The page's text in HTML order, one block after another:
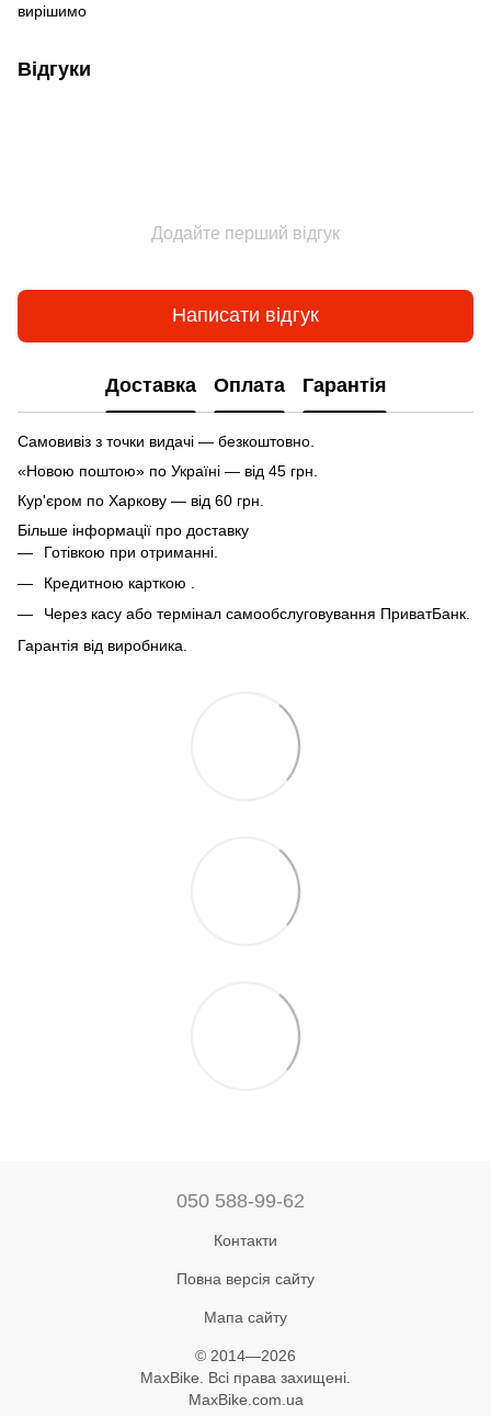
вирішимо
Відгуки
Додайте перший відгук
Написати відгук
Доставка Оплата Гарантія
Самовивіз з точки видачі — безкоштовно.
«Новою поштою» по Україні — від 45 грн.
Кур'єром по Харкову — від 60 грн.
Більше інформації про доставку
Готівкою при отриманні.
Кредитною карткою .
Через касу або термінал самообслуговування ПриватБанк.
Гарантія від виробника.
050 588-99-62
Контакти
Повна версія сайту
Мапа сайту
© 2014—2026
MaxBike. Всі права захищені.
MaxBike.com.ua